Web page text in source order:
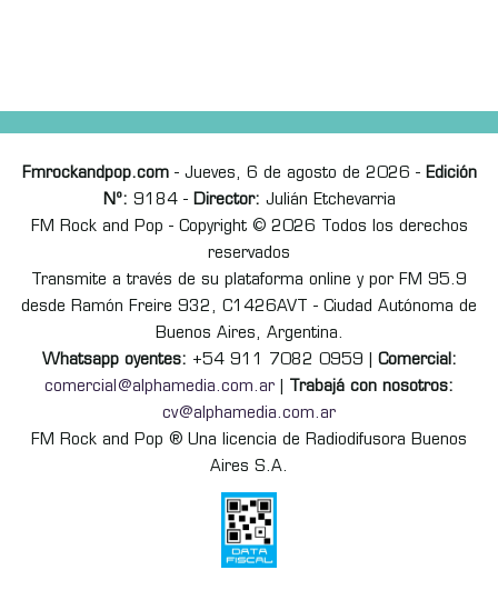
Fmrockandpop.com- Jueves, 6 de agosto de 2026 - Edición
Nº: 9184 - Director: Julián Etchevarria
FM Rock and Pop - Copyright © 2026 Todos los derechos
reservados
Transmite a través de su plataforma online y por FM 95.9
desde Ramón Freire 932, C1426AVT - Ciudad Autónoma de
Buenos Aires, Argentina.
Whatsapp oyentes: +54 911 7082 0959 | Comercial:
comercial@alphamedia.com.ar
Trabajá con nosotros:
cv@alphamedia.com.ar
FM Rock and Pop ® Una licencia de Radiodifusora Buenos
Aires S.A.